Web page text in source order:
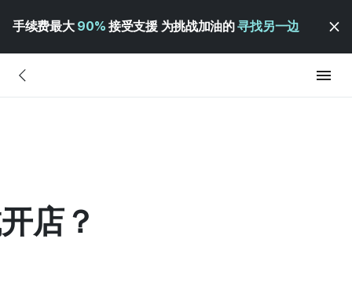
手续费最大 90% 接受支援 为挑战加油的寻找另一边
店？